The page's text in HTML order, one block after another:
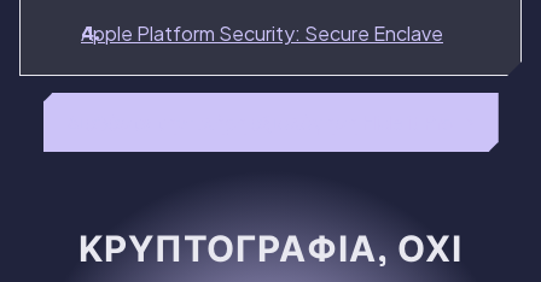
Apple Platform Security: Secure Enclave
ΚΡΥΠΤΟΓΡΑΦΊΑ, ΌΧΙ